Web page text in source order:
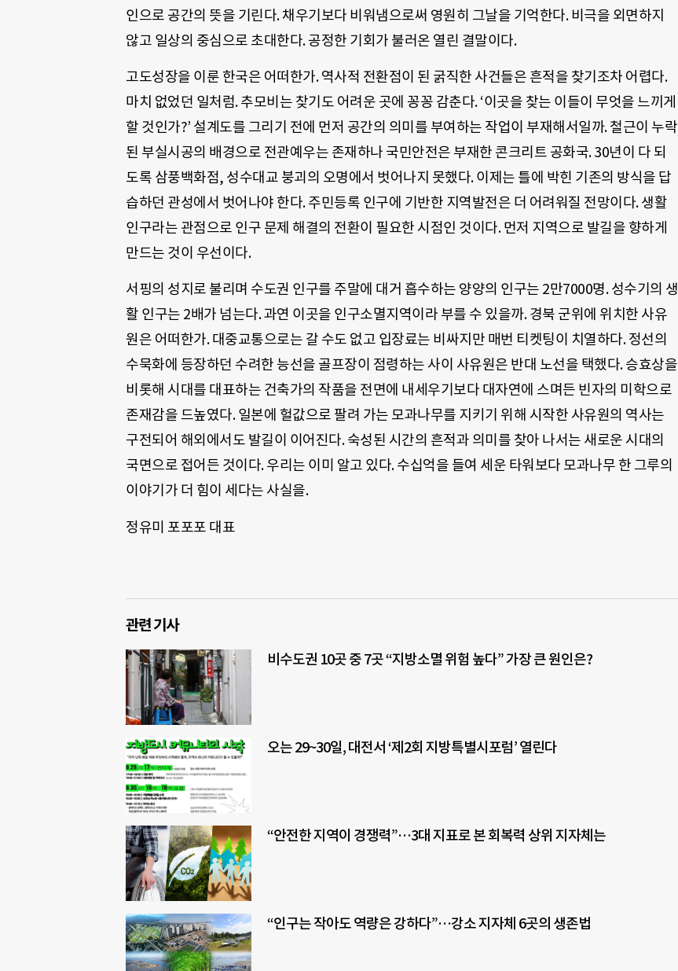
인으로 공간의 뜻을 기린다. 채우기보다 비워냄으로써 영원히 그날을 기억한다. 비극을 외면하지
않고 일상의 중심으로 초대한다. 공정한 기회가 불러온 열린 결말이다.
고도성장을 이룬 한국은 어떠한가. 역사적 전환점이 된 굵직한 사건들은 흔적을 찾기조차 어렵다.
마치 없었던 일처럼. 추모비는 찾기도 어려운 곳에 꽁꽁 감춘다. ‘이곳을 찾는 이들이 무엇을 느끼게
할 것인가?’ 설계도를 그리기 전에 먼저 공간의 의미를 부여하는 작업이 부재해서일까. 철근이 누락
된 부실시공의 배경으로 전관예우는 존재하나 국민안전은 부재한 콘크리트 공화국. 30년이 다 되
도록 삼풍백화점, 성수대교 붕괴의 오명에서 벗어나지 못했다. 이제는 틀에 박힌 기존의 방식을 답
습하던 관성에서 벗어나야 한다. 주민등록 인구에 기반한 지역발전은 더 어려워질 전망이다. 생활
인구라는 관점으로 인구 문제 해결의 전환이 필요한 시점인 것이다. 먼저 지역으로 발길을 향하게
만드는 것이 우선이다.
서핑의 성지로 불리며 수도권 인구를 주말에 대거 흡수하는 양양의 인구는 2만7000명. 성수기의 생
활 인구는 2배가 넘는다. 과연 이곳을 인구소멸지역이라 부를 수 있을까. 경북 군위에 위치한 사유
원은 어떠한가. 대중교통으로는 갈 수도 없고 입장료는 비싸지만 매번 티켓팅이 치열하다. 정선의
수묵화에 등장하던 수려한 능선을 골프장이 점령하는 사이 사유원은 반대 노선을 택했다. 승효상을
비롯해 시대를 대표하는 건축가의 작품을 전면에 내세우기보다 대자연에 스며든 빈자의 미학으로
존재감을 드높였다. 일본에 헐값으로 팔려 가는 모과나무를 지키기 위해 시작한 사유원의 역사는
구전되어 해외에서도 발길이 이어진다. 숙성된 시간의 흔적과 의미를 찾아 나서는 새로운 시대의
국면으로 접어든 것이다. 우리는 이미 알고 있다. 수십억을 들여 세운 타워보다 모과나무 한 그루의
이야기가 더 힘이 세다는 사실을.
정유미 포포포 대표
관련 기사
비수도권 10곳 중 7곳 “지방소멸 위험 높다” 가장 큰 원인은?
오는 29~30일, 대전서 ‘제2회 지방특별시포럼’ 열린다
“안전한 지역이 경쟁력”…3대 지표로 본 회복력 상위 지자체는
“인구는 작아도 역량은 강하다”…강소 지자체 6곳의 생존법